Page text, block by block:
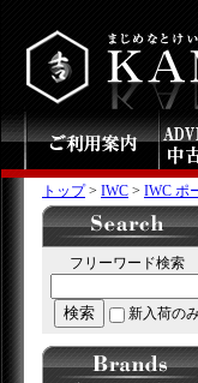
トップ > IWC > IWC ポ
フリーワード検索
検索 新入荷の